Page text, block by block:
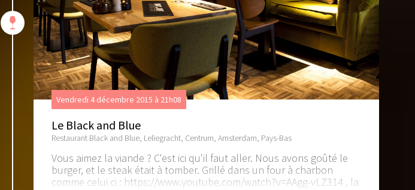
Vendredi 4 décembre 2015 à 21h08
Le Black and Blue
Restaurant Black and Blue, Leliegracht, Centrum, Amsterdam, Pays-Bas
Vous aimez la viande ? C'est ici qu'il faut aller. Nous avons goûté le
burger, et le steak était à tomber. Grillé dans un four à charbon
comme celui ci : https://www.youtube.com/watch?v=AAgg-vLZ314 , la